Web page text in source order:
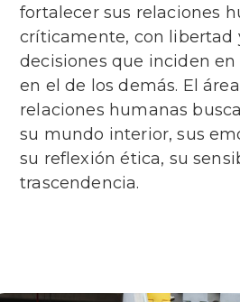
fortalecer sus relaciones
críticamente, con libertad
decisiones que inciden
en el de los demás. El
relaciones humanas
su mundo interior, sus
su reflexión ética, su
trascendencia.